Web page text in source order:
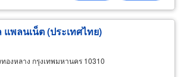
พลนเน็ต (ประเทศไทย)
องหลาง กรุงเทพมหานคร 10310